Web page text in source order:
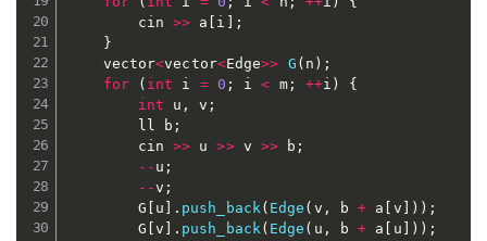
		cin
>> a i
;
}
	vector
<vector<Edge>> G ( n ) ;
for
( int i = 0 ; i < m; ++i )
{
int u , v ;
		ll b
;
		cin
>> u >> v >> b ;
-- u ;
--v ;
		G
u . push_back( Edge ( v , b + a v ) ) ;
		G
v . push_back( Edge ( u , b + a u ) ) ;